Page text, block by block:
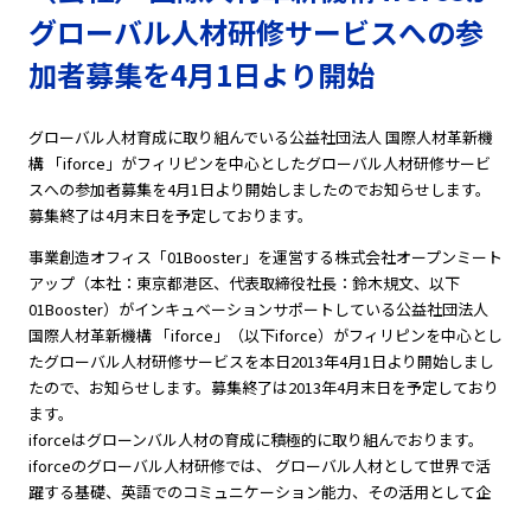
グローバル人材研修サービスへの参
加者募集を4月1日より開始
グローバル人材育成に取り組んでいる公益社団法人 国際人材革新機
構 「iforce」がフィリピンを中心としたグローバル人材研修サービ
スへの参加者募集を4月1日より開始しましたのでお知らせします。
募集終了は4月末日を予定しております。
事業創造オフィス「01Booster」を運営する株式会社オープンミート
アップ（本社：東京都港区、代表取締役社長：鈴木規文、以下
01Booster）がインキュベーションサポートしている公益社団法人
国際人材革新機構 「iforce」（以下iforce）がフィリピンを中心とし
たグローバル人材研修サービスを本日2013年4月1日より開始しまし
たので、お知らせします。募集終了は2013年4月末日を予定しており
ます。
iforceはグローンバル人材の育成に積極的に取り組んでおります。
iforceのグローバル人材研修では、 グローバル人材として世界で活
躍する基礎、英語でのコミュニケーション能力、その活用として企